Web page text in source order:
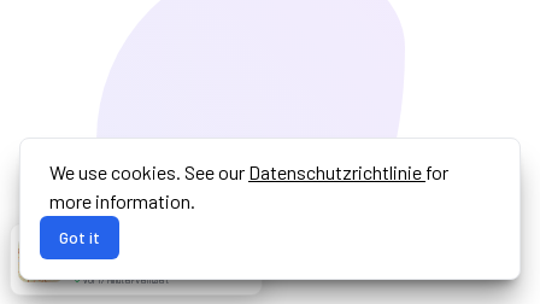
We use cookies. See our Datenschutzrichtlinie for
more information.
Got it